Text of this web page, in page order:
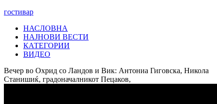
гостивар
НАСЛОВНА
НАЈНОВИ ВЕСТИ
КАТЕГОРИИ
ВИДЕО
Вечер во Охрид со Ландов и Вик: Антониа Гиговска, Никола
Станишиќ, градоначалникот Пецаков,